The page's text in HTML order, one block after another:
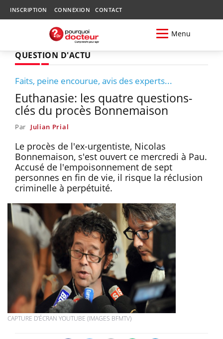
INSCRIPTION CONNEXION CONTACT
Menu
QUESTION D'ACTU
Faits, peine encourue, avis des experts...
Euthanasie: les quatre questions-
clés du procès Bonnemaison
Par Julian Prial
Le procès de l'ex-urgentiste, Nicolas
Bonnemaison, s'est ouvert ce mercredi à Pau.
Accusé de l'empoisonnement de sept
personnes en fin de vie, il risque la réclusion
criminelle à perpétuité.
CAPTURE D'ÉCRAN YOUTUBE (IMAGES BFMTV)